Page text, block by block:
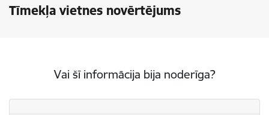
Tīmekļa vietnes novērtējums
Vai šī informācija bija noderīga?